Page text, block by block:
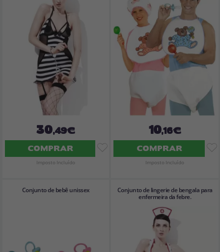
30,49€
COMPRAR
Imposto Incluído
10,16€
COMPRAR
Imposto Incluído
Conjunto de bebê unissex
Conjunto de lingerie de bengala para
enfermeira da febre.